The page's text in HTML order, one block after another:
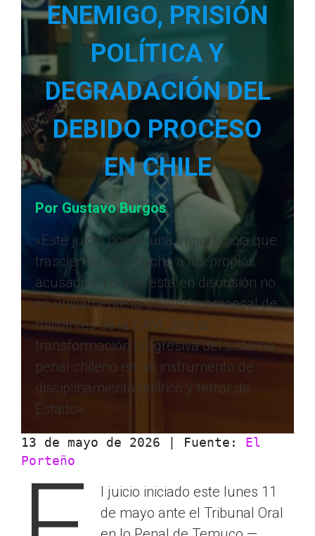
ENEMIGO, PRISIÓN
POLÍTICA Y
DEGRADACIÓN DEL
DEBIDO PROCESO
EN CHILE
Por Gustavo Burgos
«Este juicio posee una importancia que
trasciende con mucho a los propios
acusados. Lo que está en discusión no
es únicamente la situación procesal de
militantes de la CAM, sino la
transformación progresiva del sistema
penal chileno en un instrumento de
disciplinamiento político y terror de
Estado»
13 de mayo de 2026 | Fuente:
El
Porteño
l juicio iniciado este lunes 11
de mayo ante el Tribunal Oral